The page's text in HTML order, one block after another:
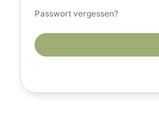
Passwort vergessen?